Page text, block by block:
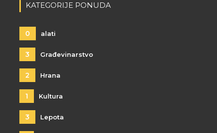
KATEGORIJE PONUDA
0 alati
3 Građevinarstvo
2 Hrana
1 Kultura
3 Lepota